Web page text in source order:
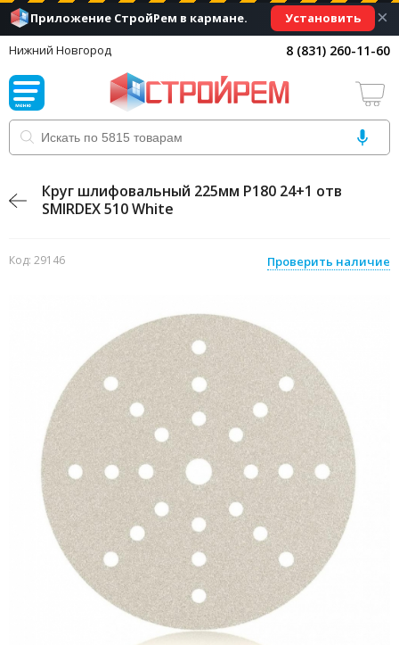
Приложение СтройРем в кармане. Установить ×
Нижний Новгород 8 (831) 260-11-60
Круг шлифовальный 225мм Р180 24+1 отв
SMIRDEX 510 White
Код: 29146 Проверить наличие